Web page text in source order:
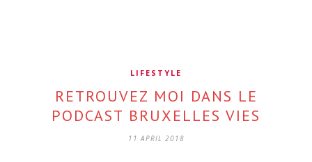
LIFESTYLE
RETROUVEZ MOI DANS LE
PODCAST BRUXELLES VIES
11 APRIL 2018